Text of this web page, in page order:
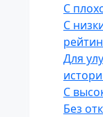
С
С
Для
С
Без